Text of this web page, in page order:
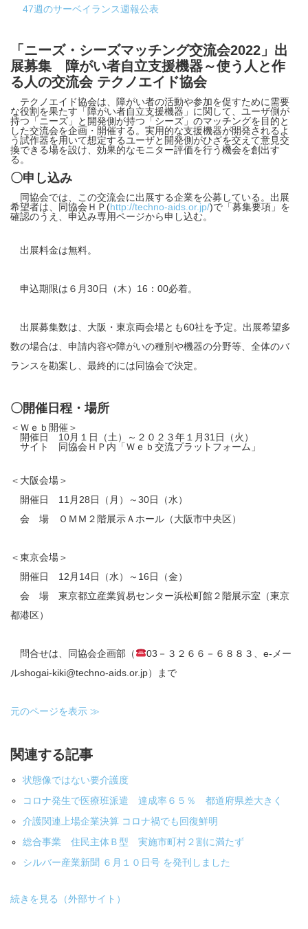
47週のサーベイランス週報公表
「ニーズ・シーズマッチング交流会2022」出
展募集 障がい者自立支援機器～使う人と作
る人の交流会 テクノエイド協会
テクノエイド協会は、障がい者の活動や参加を促すために需要
な役割を果たす「障がい者自立支援機器」に関して、ユーザ側が
持つ「ニーズ」と開発側が持つ「シーズ」のマッチングを目的と
した交流会を企画・開催する。実用的な支援機器が開発されるよ
う試作器を用いて想定するユーザと開発側がひざを交えて意見交
換できる場を設け、効果的なモニター評価を行う機会を創出す
る。
〇申し込み
同協会では、この交流会に出展する企業を公募している。出展
希望者は、同協会ＨＰ(http://techno-aids.or.jp/)で「募集要項」を
確認のうえ、申込み専用ページから申し込む。
出展料金は無料。
申込期限は６月30日（木）16：00必着。
出展募集数は、大阪・東京両会場とも60社を予定。出展希望多
数の場合は、申請内容や障がいの種別や機器の分野等、全体のバ
ランスを勘案し、最終的には同協会で決定。
〇開催日程・場所
＜Ｗｅｂ開催＞
開催日 10月１日（土）～２０２３年１月31日（火）
サイト 同協会ＨＰ内「Ｗｅｂ交流プラットフォーム」
＜大阪会場＞
開催日 11月28日（月）～30日（水）
会 場 ＯＭＭ２階展示Ａホール（大阪市中央区）
＜東京会場＞
開催日 12月14日（水）～16日（金）
会 場 東京都立産業貿易センター浜松町館２階展示室（東京
都港区）
問合せは、同協会企画部（
03－３２６６－６８８３、e-メー
ルshogai-kiki@techno-aids.or.jp）まで
元のページを表示 ≫
関連する記事
状態像ではない要介護度
コロナ発生で医療班派遣 達成率６５％ 都道府県差大きく
介護関連上場企業決算 コロナ禍でも回復鮮明
総合事業 住民主体Ｂ型 実施市町村２割に満たず
シルバー産業新聞 ６月１０日号 を発刊しました
続きを見る（外部サイト）